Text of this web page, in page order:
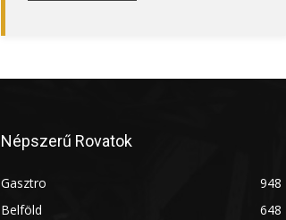
Népszerű Rovatok
Gasztro
948
Belföld
648